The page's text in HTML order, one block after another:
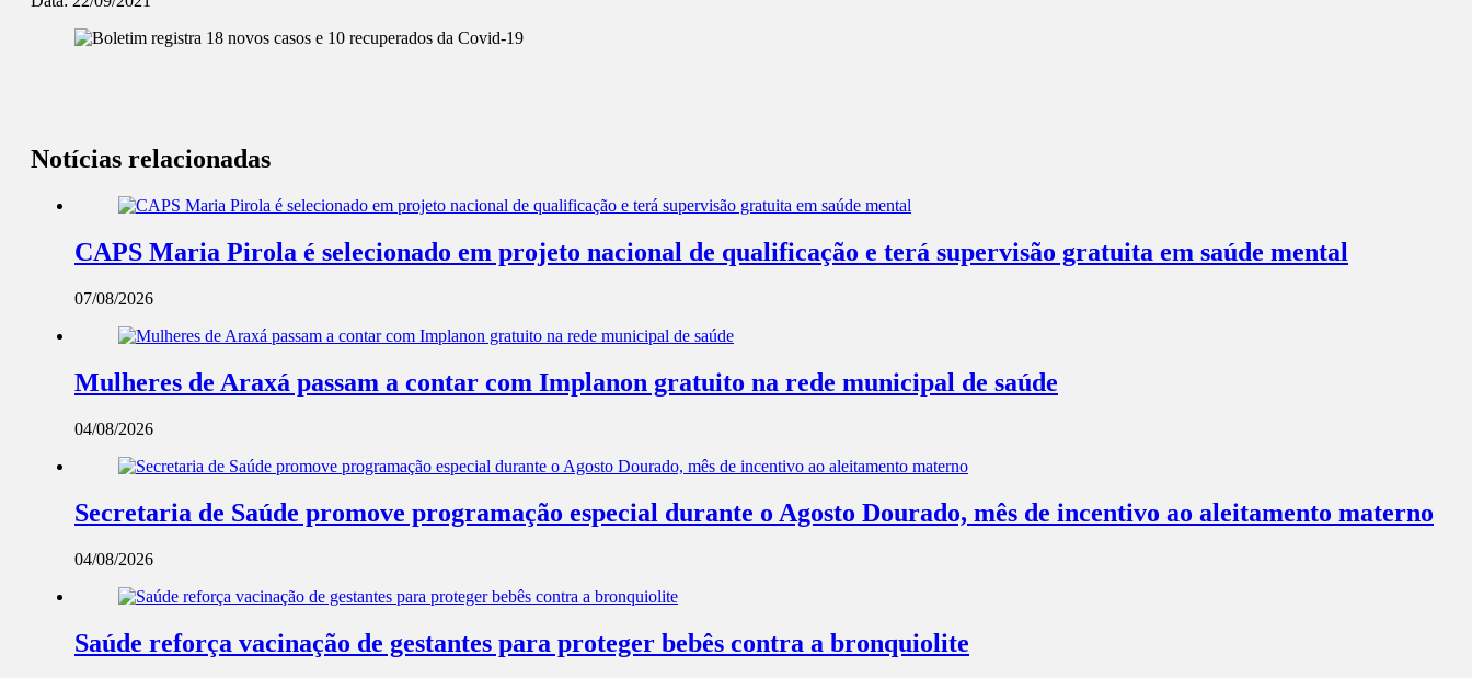
Notícias relacionadas
CAPS Maria Pirola é selecionado em projeto nacional de qualificação e terá supervisão gratuita em saúde mental
07/08/2026
Mulheres de Araxá passam a contar com Implanon gratuito na rede municipal de saúde
04/08/2026
Secretaria de Saúde promove programação especial durante o Agosto Dourado, mês de incentivo ao aleitamento materno
04/08/2026
Saúde reforça vacinação de gestantes para proteger bebês contra a bronquiolite